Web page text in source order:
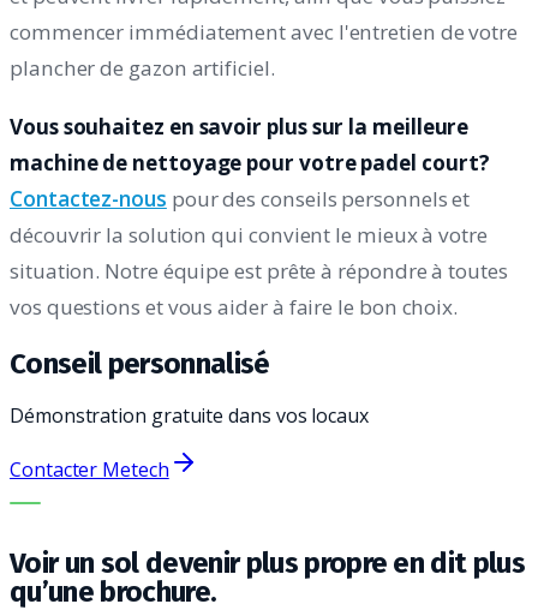
commencer immédiatement avec l'entretien de votre
plancher de gazon artificiel.
Vous souhaitez en savoir plus sur la meilleure
machine de nettoyage pour votre padel court?
Contactez-nous pour des conseils personnels et
découvrir la solution qui convient le mieux à votre
situation. Notre équipe est prête à répondre à toutes
vos questions et vous aider à faire le bon choix.
Conseil personnalisé
Démonstration gratuite dans vos locaux
Contacter Metech
LA BONNE MACHINE. LE MEILLEUR SERVICE.
Voir un sol devenir plus propre en dit plus
qu’une brochure.